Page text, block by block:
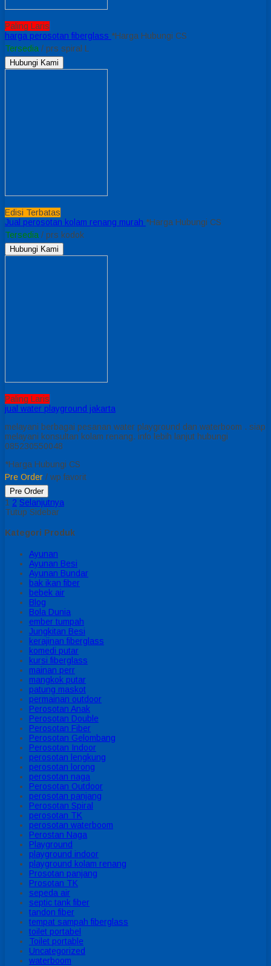
Paling Laris
harga perosotan fiberglass *Harga Hubungi CS
Tersedia / prs spiral L
Hubungi Kami
Edisi Terbatas
Jual perosotan kolam renang murah *Harga Hubungi CS
Tersedia / prs kodok
Hubungi Kami
Paling Laris
jual water playground jakarta
melayani berbagai pesanan water playground dan waterboom . siap
melayani konsultan kolam renang. info lebih lanjut hubungi
085230550048
*Harga Hubungi CS
Pre Order / wp favorit
Pre Order
1 2 Selanjutnya
Tutup Sidebar
Kategori Produk
Ayunan
Ayunan Besi
Ayunan Bundar
bak ikan fiber
bebek air
Blog
Bola Dunia
ember tumpah
Jungkitan Besi
kerajinan fiberglass
komedi putar
kursi fiberglass
mainan perr
mangkok putar
patung maskot
permainan outdoor
Perosotan Anak
Perosotan Double
Perosotan Fiber
Perosotan Gelombang
Perosotan Indoor
perosotan lengkung
perosotan lorong
perosotan naga
Perosotan Outdoor
perosotan panjang
Perosotan Spiral
perosotan TK
perosotan waterboom
Perostan Naga
Playground
playground indoor
playground kolam renang
Prosotan panjang
Prosotan TK
sepeda air
septic tank fiber
tandon fiber
tempat sampah fiberglass
toilet portabel
Toilet portable
Uncategorized
waterboom